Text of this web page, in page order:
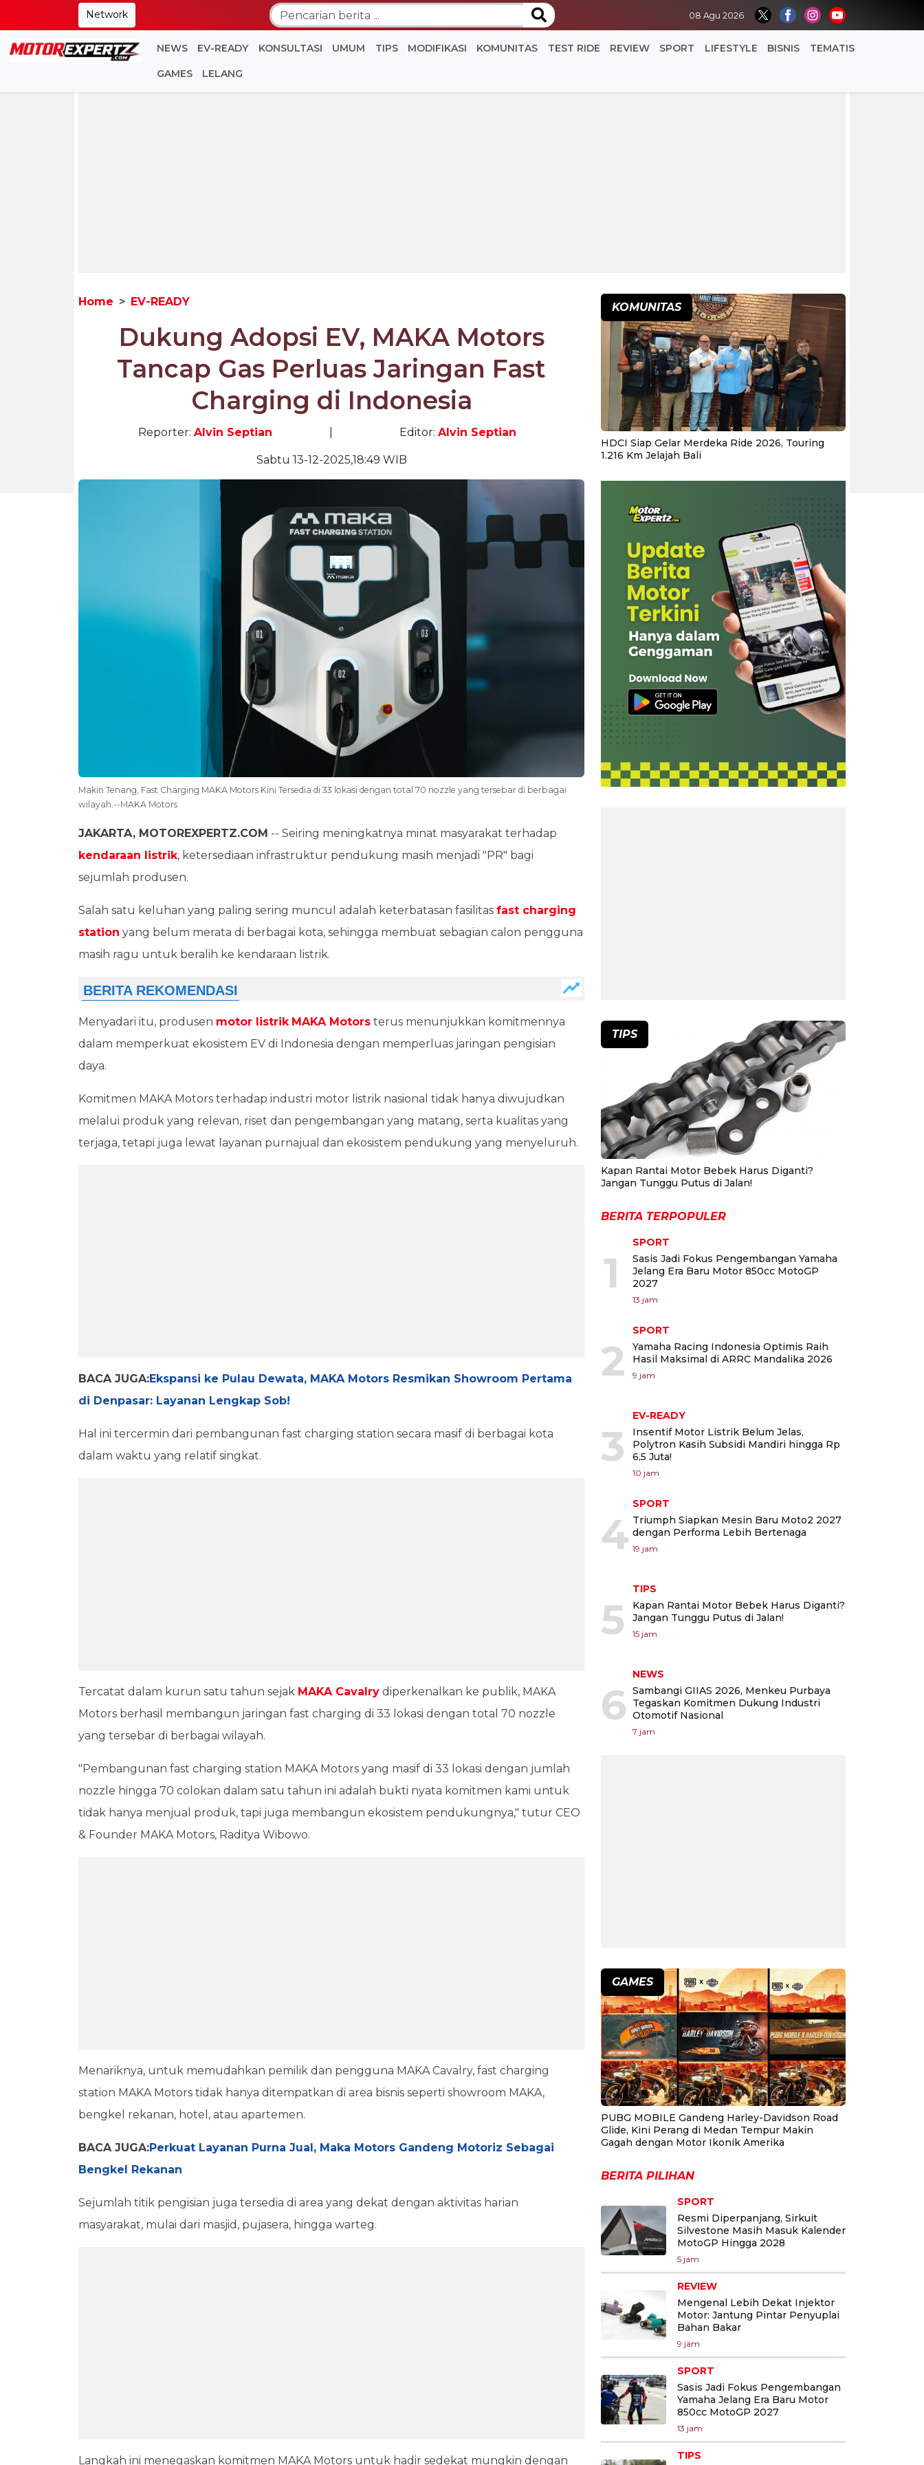
Network 08 Agu 2026
NEWS EV-READY KONSULTASI UMUM TIPS MODIFIKASI KOMUNITAS TEST RIDE REVIEW SPORT LIFESTYLE BISNIS TEMATIS
GAMES LELANG
Home EV-READY
Dukung Adopsi EV, MAKA Motors
Tancap Gas Perluas Jaringan Fast
Charging di Indonesia
Reporter: Alvin Septian Editor: Alvin Septian
Sabtu 13-12-2025,18:49 WIB
Makin Tenang, Fast Charging MAKA Motors Kini Tersedia di 33 lokasi dengan total 70 nozzle yang tersebar di berbagai
wilayah.--MAKA Motors
JAKARTA, MOTOREXPERTZ.COM -- Seiring meningkatnya minat masyarakat terhadap
kendaraan listrik, ketersediaan infrastruktur pendukung masih menjadi "PR" bagi
sejumlah produsen.
Salah satu keluhan yang paling sering muncul adalah keterbatasan fasilitas fast charging
station yang belum merata di berbagai kota, sehingga membuat sebagian calon pengguna
masih ragu untuk beralih ke kendaraan listrik.
Menyadari itu, produsen motor listrik MAKA Motors terus menunjukkan komitmennya
dalam memperkuat ekosistem EV di Indonesia dengan memperluas jaringan pengisian
daya.
Komitmen MAKA Motors terhadap industri motor listrik nasional tidak hanya diwujudkan
melalui produk yang relevan, riset dan pengembangan yang matang, serta kualitas yang
terjaga, tetapi juga lewat layanan purnajual dan ekosistem pendukung yang menyeluruh.
BACA JUGA:Ekspansi ke Pulau Dewata, MAKA Motors Resmikan Showroom Pertama
di Denpasar: Layanan Lengkap Sob!
Hal ini tercermin dari pembangunan fast charging station secara masif di berbagai kota
dalam waktu yang relatif singkat.
Tercatat dalam kurun satu tahun sejak MAKA Cavalry diperkenalkan ke publik, MAKA
Motors berhasil membangun jaringan fast charging di 33 lokasi dengan total 70 nozzle
yang tersebar di berbagai wilayah.
"Pembangunan fast charging station MAKA Motors yang masif di 33 lokasi dengan jumlah
nozzle hingga 70 colokan dalam satu tahun ini adalah bukti nyata komitmen kami untuk
tidak hanya menjual produk, tapi juga membangun ekosistem pendukungnya," tutur CEO
& Founder MAKA Motors, Raditya Wibowo.
Menariknya, untuk memudahkan pemilik dan pengguna MAKA Cavalry, fast charging
station MAKA Motors tidak hanya ditempatkan di area bisnis seperti showroom MAKA,
bengkel rekanan, hotel, atau apartemen.
BACA JUGA:Perkuat Layanan Purna Jual, Maka Motors Gandeng Motoriz Sebagai
Bengkel Rekanan
Sejumlah titik pengisian juga tersedia di area yang dekat dengan aktivitas harian
masyarakat, mulai dari masjid, pujasera, hingga warteg.
Langkah ini menegaskan komitmen MAKA Motors untuk hadir sedekat mungkin dengan
KOMUNITAS
HDCI Siap Gelar Merdeka Ride 2026, Touring
1.216 Km Jelajah Bali
TIPS
Kapan Rantai Motor Bebek Harus Diganti?
Jangan Tunggu Putus di Jalan!
BERITA TERPOPULER
1
SPORT
Sasis Jadi Fokus Pengembangan Yamaha
Jelang Era Baru Motor 850cc MotoGP
2027
13 jam
2
SPORT
Yamaha Racing Indonesia Optimis Raih
Hasil Maksimal di ARRC Mandalika 2026
9 jam
3
EV-READY
Insentif Motor Listrik Belum Jelas,
Polytron Kasih Subsidi Mandiri hingga Rp
6,5 Juta!
10 jam
4
SPORT
Triumph Siapkan Mesin Baru Moto2 2027
dengan Performa Lebih Bertenaga
19 jam
5
TIPS
Kapan Rantai Motor Bebek Harus Diganti?
Jangan Tunggu Putus di Jalan!
15 jam
6
NEWS
Sambangi GIIAS 2026, Menkeu Purbaya
Tegaskan Komitmen Dukung Industri
Otomotif Nasional
7 jam
GAMES
PUBG MOBILE Gandeng Harley-Davidson Road
Glide, Kini Perang di Medan Tempur Makin
Gagah dengan Motor Ikonik Amerika
BERITA PILIHAN
SPORT
Resmi Diperpanjang, Sirkuit
Silvestone Masih Masuk Kalender
MotoGP Hingga 2028
5 jam
REVIEW
Mengenal Lebih Dekat Injektor
Motor: Jantung Pintar Penyuplai
Bahan Bakar
9 jam
SPORT
Sasis Jadi Fokus Pengembangan
Yamaha Jelang Era Baru Motor
850cc MotoGP 2027
13 jam
TIPS